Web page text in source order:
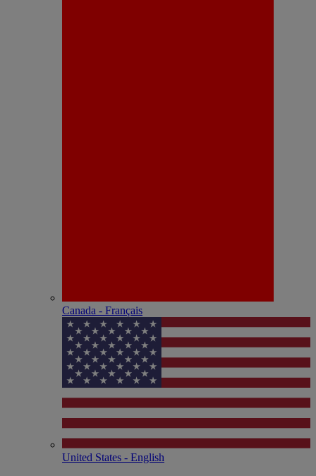
Canada - Français
United States - English